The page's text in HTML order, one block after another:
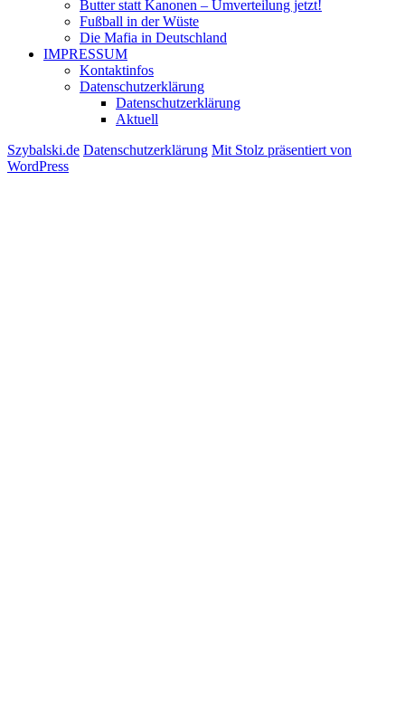
Butter statt Kanonen – Umverteilung jetzt!
Fußball in der Wüste
Die Mafia in Deutschland
IMPRESSUM
Kontaktinfos
Datenschutzerklärung
Datenschutzerklärung
Aktuell
Szybalski.de Datenschutzerklärung Mit Stolz präsentiert von
WordPress